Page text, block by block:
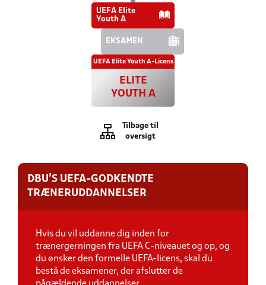
UEFA Elite
Youth A
EKSAMEN
UEFA Elite Youth A-Licens
ELITE
YOUTH A
Tilbage til
oversigt
DBU'S UEFA-GODKENDTE
TRÆNERUDDANNELSER
Hvis du vil uddanne dig inden for
trænergerningen fra UEFA C-niveauet og op, og
du ønsker den formelle UEFA-licens, skal du
bestå de eksamener, der afslutter de